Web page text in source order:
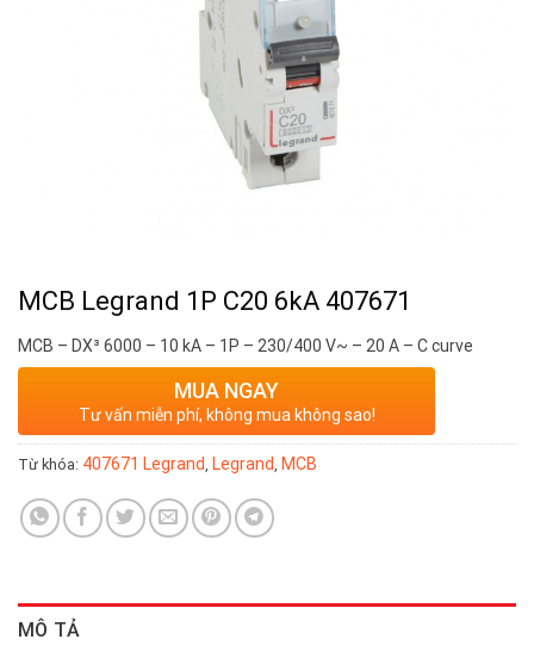
MCB Legrand 1P C20 6kA 407671
MCB – DX³ 6000 – 10 kA – 1P – 230/400 V~ – 20 A – C curve
MUA NGAY
Tư vấn miễn phí, không mua không sao!
Từ khóa: 407671 Legrand, Legrand, MCB
MÔ TẢ